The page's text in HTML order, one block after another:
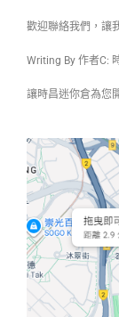
歡迎聯絡我們，讓
Writing By 作者C:
讓時昌迷你倉為您